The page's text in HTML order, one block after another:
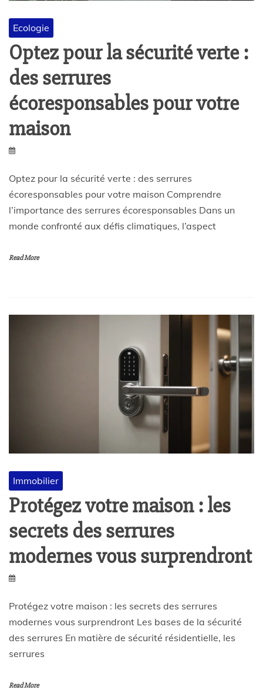
Ecologie
Optez pour la sécurité verte :
des serrures
écoresponsables pour votre
maison
Optez pour la sécurité verte : des serrures
écoresponsables pour votre maison Comprendre
l’importance des serrures écoresponsables Dans un
monde confronté aux défis climatiques, l’aspect
Read More
Immobilier
Protégez votre maison : les
secrets des serrures
modernes vous surprendront
Protégez votre maison : les secrets des serrures
modernes vous surprendront Les bases de la sécurité
des serrures En matière de sécurité résidentielle, les
serrures
Read More